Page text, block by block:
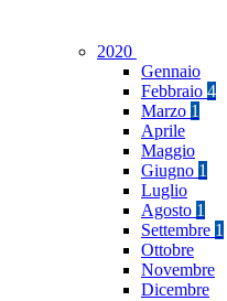
2020
Gennaio
Febbraio 4
Marzo 1
Aprile
Maggio
Giugno 1
Luglio
Agosto 1
Settembre 1
Ottobre
Novembre
Dicembre